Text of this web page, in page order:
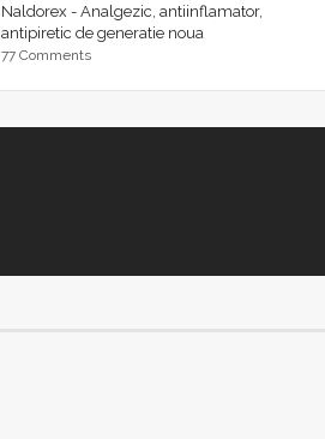
Naldorex - Analgezic, antiinflamator,
antipiretic de generatie noua
77 Comments